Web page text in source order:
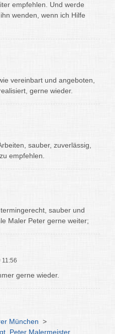
empfehlen. Und werde
wenden, wenn ich Hilfe
vereinbart und angeboten,
gerne wieder.
sauber, zuverlässig,
empfehlen.
sauber und
Maler Peter gerne weiter;
11:56
gerne wieder.
München >
Peter Malermeister